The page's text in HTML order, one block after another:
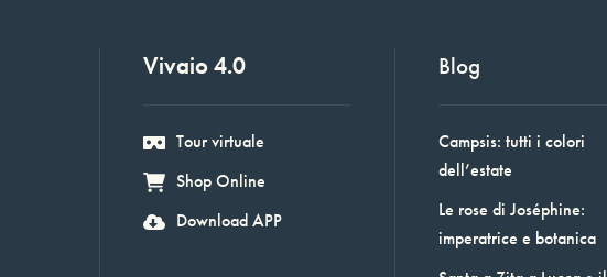
Vivaio 4.0
Tour virtuale
Shop Online
Download APP
Blog
Campsis: tutti i colori
dell’estate
Le rose di Joséphine:
imperatrice e botanica